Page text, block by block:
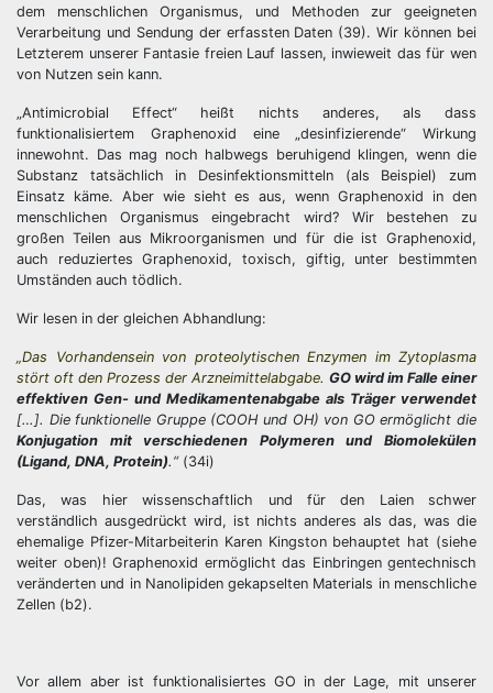
dem menschlichen Organismus, und Methoden zur geeigneten
Verarbeitung und Sendung der erfassten Daten (39). Wir können bei
Letzterem unserer Fantasie freien Lauf lassen, inwieweit das für wen
von Nutzen sein kann.
„Antimicrobial Effect“ heißt nichts anderes, als dass
funktionalisiertem Graphenoxid eine „desinfizierende“ Wirkung
innewohnt. Das mag noch halbwegs beruhigend klingen, wenn die
Substanz tatsächlich in Desinfektionsmitteln (als Beispiel) zum
Einsatz käme. Aber wie sieht es aus, wenn Graphenoxid in den
menschlichen Organismus eingebracht wird? Wir bestehen zu
großen Teilen aus Mikroorganismen und für die ist Graphenoxid,
auch reduziertes Graphenoxid, toxisch, giftig, unter bestimmten
Umständen auch tödlich.
Wir lesen in der gleichen Abhandlung:
„Das Vorhandensein von proteolytischen Enzymen im Zytoplasma
stört oft den Prozess der Arzneimittelabgabe. GO wird im Falle einer
effektiven Gen- und Medikamentenabgabe als Träger verwendet
[…]. Die funktionelle Gruppe (COOH und OH) von GO ermöglicht die
Konjugation mit verschiedenen Polymeren und Biomolekülen
(Ligand, DNA, Protein).“(34i)
Das, was hier wissenschaftlich und für den Laien schwer
verständlich ausgedrückt wird, ist nichts anderes als das, was die
ehemalige Pfizer-Mitarbeiterin Karen Kingston behauptet hat (siehe
weiter oben)! Graphenoxid ermöglicht das Einbringen gentechnisch
veränderten und in Nanolipiden gekapselten Materials in menschliche
Zellen (b2).
Vor allem aber ist funktionalisiertes GO in der Lage, mit unserer